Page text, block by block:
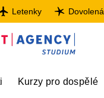
Letenky Dovolená
Kurzy pro dospělé